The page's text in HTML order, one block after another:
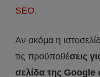
SEO.
Αν ακόμα η
τις προϋποθέσεις
σελίδα της Google